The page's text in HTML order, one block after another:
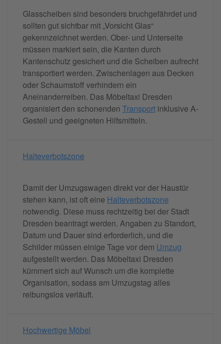
Glasscheiben sind besonders bruchgefährdet und
sollten gut sichtbar mit „Vorsicht Glas“
gekennzeichnet werden. Ober- und Unterseite
müssen markiert sein, die Kanten durch
Kantenschutz gesichert und die Scheiben aufrecht
transportiert werden. Zwischenlagen aus Decken
oder Schaumstoff verhindern ein
Aneinanderreiben. Das Möbeltaxi Dresden
organisiert den schonenden Transport inklusive A-
Gestell und geeigneten Hilfsmitteln.
Halteverbotszone
Damit der Umzugswagen direkt vor der Haustür
stehen kann, ist oft eine Halteverbotszone
notwendig. Diese muss rechtzeitig bei der Stadt
Dresden beantragt werden. Angaben zu Standort,
Datum und Dauer sind erforderlich, und die
Schilder müssen einige Tage vor dem Umzug
aufgestellt werden. Das Möbeltaxi Dresden
kümmert sich auf Wunsch um die komplette
Organisation, sodass am Umzugstag alles
reibungslos verläuft.
Hochwertige Möbel